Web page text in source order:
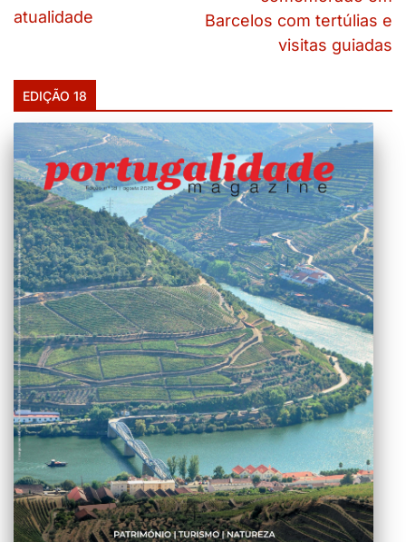
atualidade
Barcelos com tertúlias e
visitas guiadas
EDIÇÃO 18